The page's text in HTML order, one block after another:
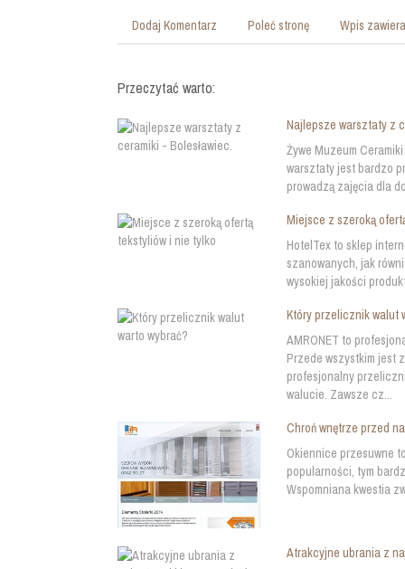
Dodaj Komentarz Poleć stronę Wpis
Przeczytać warto:
Najlepsze warsztaty z
Żywe Muzeum
warsztaty jest bardzo
prowadzą zajęcia dla
Miejsce z szeroką
HotelTex to sklep
szanowanych, jak
wysokiej jakości
Który przelicznik walut
AMRONET to
Przede wszystkim jest
profesjonalny
walucie. Zawsze cz...
Chroń wnętrze przed
Okiennice przesuwne
popularności, tym
Wspomniana kwestia
Atrakcyjne ubrania z